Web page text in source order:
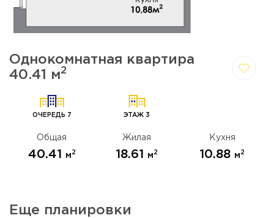
Однокомнатная квартира
40.41 м2
ОЧЕРЕДЬ 7 ЭТАЖ 3
Общая
40.41 м 2
Жилая
18.61 м 2
Кухня
10.88 м 2
Еще планировки